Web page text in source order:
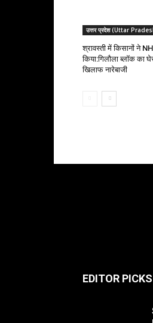
उत्तर प्रदेश (Uttar
श्रावस्ती में किसानों ने
किया:गिलौला ब्लॉक का
खिलाफ नारेबाजी
EDITOR PICKS